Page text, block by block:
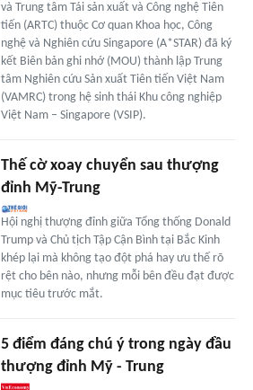
và Trung tâm Tái sản xuất và Công nghệ Tiên
tiến (ARTC) thuộc Cơ quan Khoa học, Công
nghệ và Nghiên cứu Singapore (A*STAR) đã ký
kết Biên bản ghi nhớ (MOU) thành lập Trung
tâm Nghiên cứu Sản xuất Tiên tiến Việt Nam
(VAMRC) trong hệ sinh thái Khu công nghiệp
Việt Nam – Singapore (VSIP).
Thế cờ xoay chuyển sau thượng
đỉnh Mỹ-Trung
Hội nghị thượng đỉnh giữa Tổng thống Donald
Trump và Chủ tịch Tập Cận Bình tại Bắc Kinh
khép lại mà không tạo đột phá hay ưu thế rõ
rệt cho bên nào, nhưng mỗi bên đều đạt được
mục tiêu trước mắt.
5 điểm đáng chú ý trong ngày đầu
thượng đỉnh Mỹ - Trung